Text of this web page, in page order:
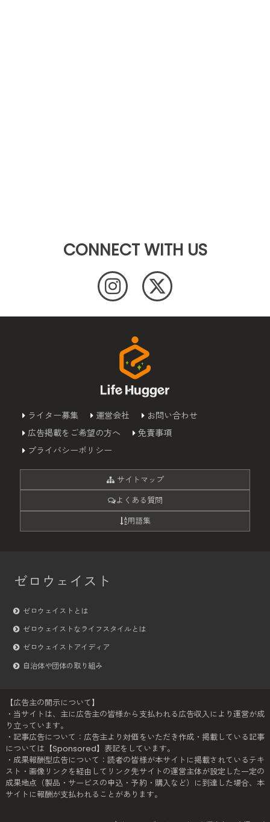
CONNECT WITH US
ライター募集 運営会社
お問い合わせ
広告掲載をご希望の方へ
免責事項
プライバシーポリシー
サイトマップ
よくある質問
用語集
ゼロウェイスト
ゼロウェイストとは
ゼロウェイストなライフスタイルとは
ゼロウェイストアイディア
自治体や団体の取り組み
【広告主の開示について】
・当サイトは、主に広告主の皆様から支払われる広告収入により運営が成
り立っています。
・記事広告について：広告主より対価をいただき作成・掲載している記事
については【Sponsored】表記をしています。
・成果報酬型広告について：読者の皆様が本サイトに掲載されているテキ
スト・画像リンクを経由してリンク先サイトの運営主体が設定した一定の
成果地点（製品・サービスの申込・予約・購入など）に到達した場合、本
サイトに報酬が支払われることがあります。